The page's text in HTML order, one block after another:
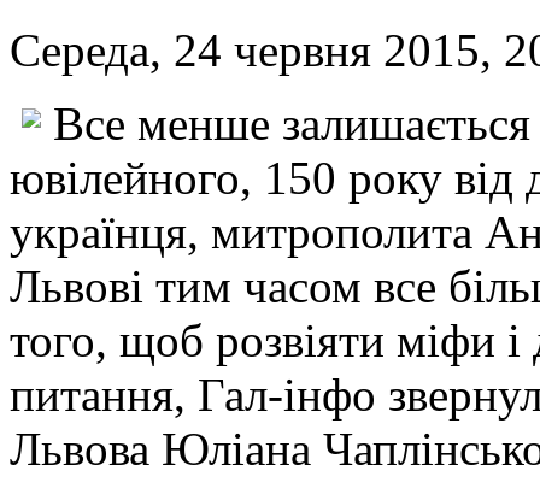
Середа, 24 червня 2015,
Все менше залишається
ювілейного, 150 року
українця, митрополита
Львові тим часом все
того, щоб розвіяти міфи і
питання, Гал-інфо
Львова Юліана